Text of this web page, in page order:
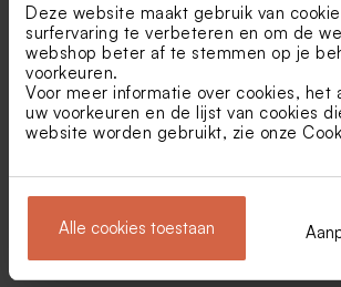
Deze website maakt gebruik van
surfervaring te verbeteren en om de
webshop beter af te stemmen op je
voorkeuren.
Voor meer informatie over cookies, het
uw voorkeuren en de lijst van cookies
website worden gebruikt, zie onze
Alle cookies toestaan
klapdeksel